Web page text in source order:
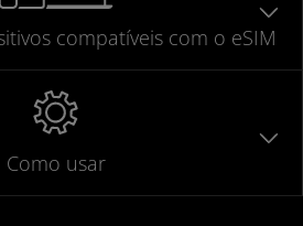
compatíveis com o eSIM
Como usar